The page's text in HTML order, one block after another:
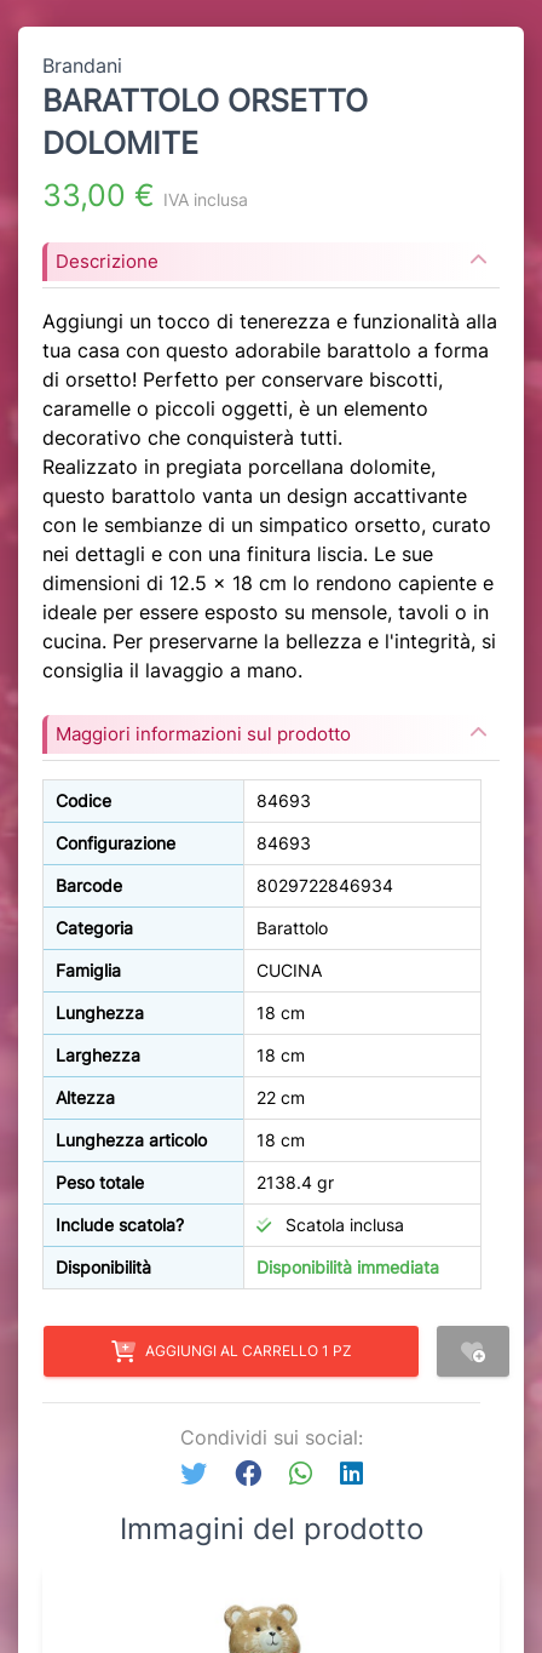
Brandani
BARATTOLO ORSETTO
DOLOMITE
33,00 € IVA inclusa
Descrizione
Aggiungi un tocco di tenerezza e funzionalità alla
tua casa con questo adorabile barattolo a forma
di orsetto! Perfetto per conservare biscotti,
caramelle o piccoli oggetti, è un elemento
decorativo che conquisterà tutti.
Realizzato in pregiata porcellana dolomite,
questo barattolo vanta un design accattivante
con le sembianze di un simpatico orsetto, curato
nei dettagli e con una finitura liscia. Le sue
dimensioni di 12.5 x 18 cm lo rendono capiente e
ideale per essere esposto su mensole, tavoli o in
cucina. Per preservarne la bellezza e l'integrità, si
consiglia il lavaggio a mano.
Maggiori informazioni sul prodotto
Codice 84693
Configurazione 84693
Barcode 8029722846934
Categoria Barattolo
Famiglia CUCINA
Lunghezza 18 cm
Larghezza 18 cm
Altezza 22 cm
Lunghezza articolo 18 cm
Peso totale 2138.4 gr
Include scatola? Scatola inclusa
Disponibilità Disponibilità immediata
AGGIUNGI AL CARRELLO 1 PZ
Condividi sui social:
Immagini del prodotto